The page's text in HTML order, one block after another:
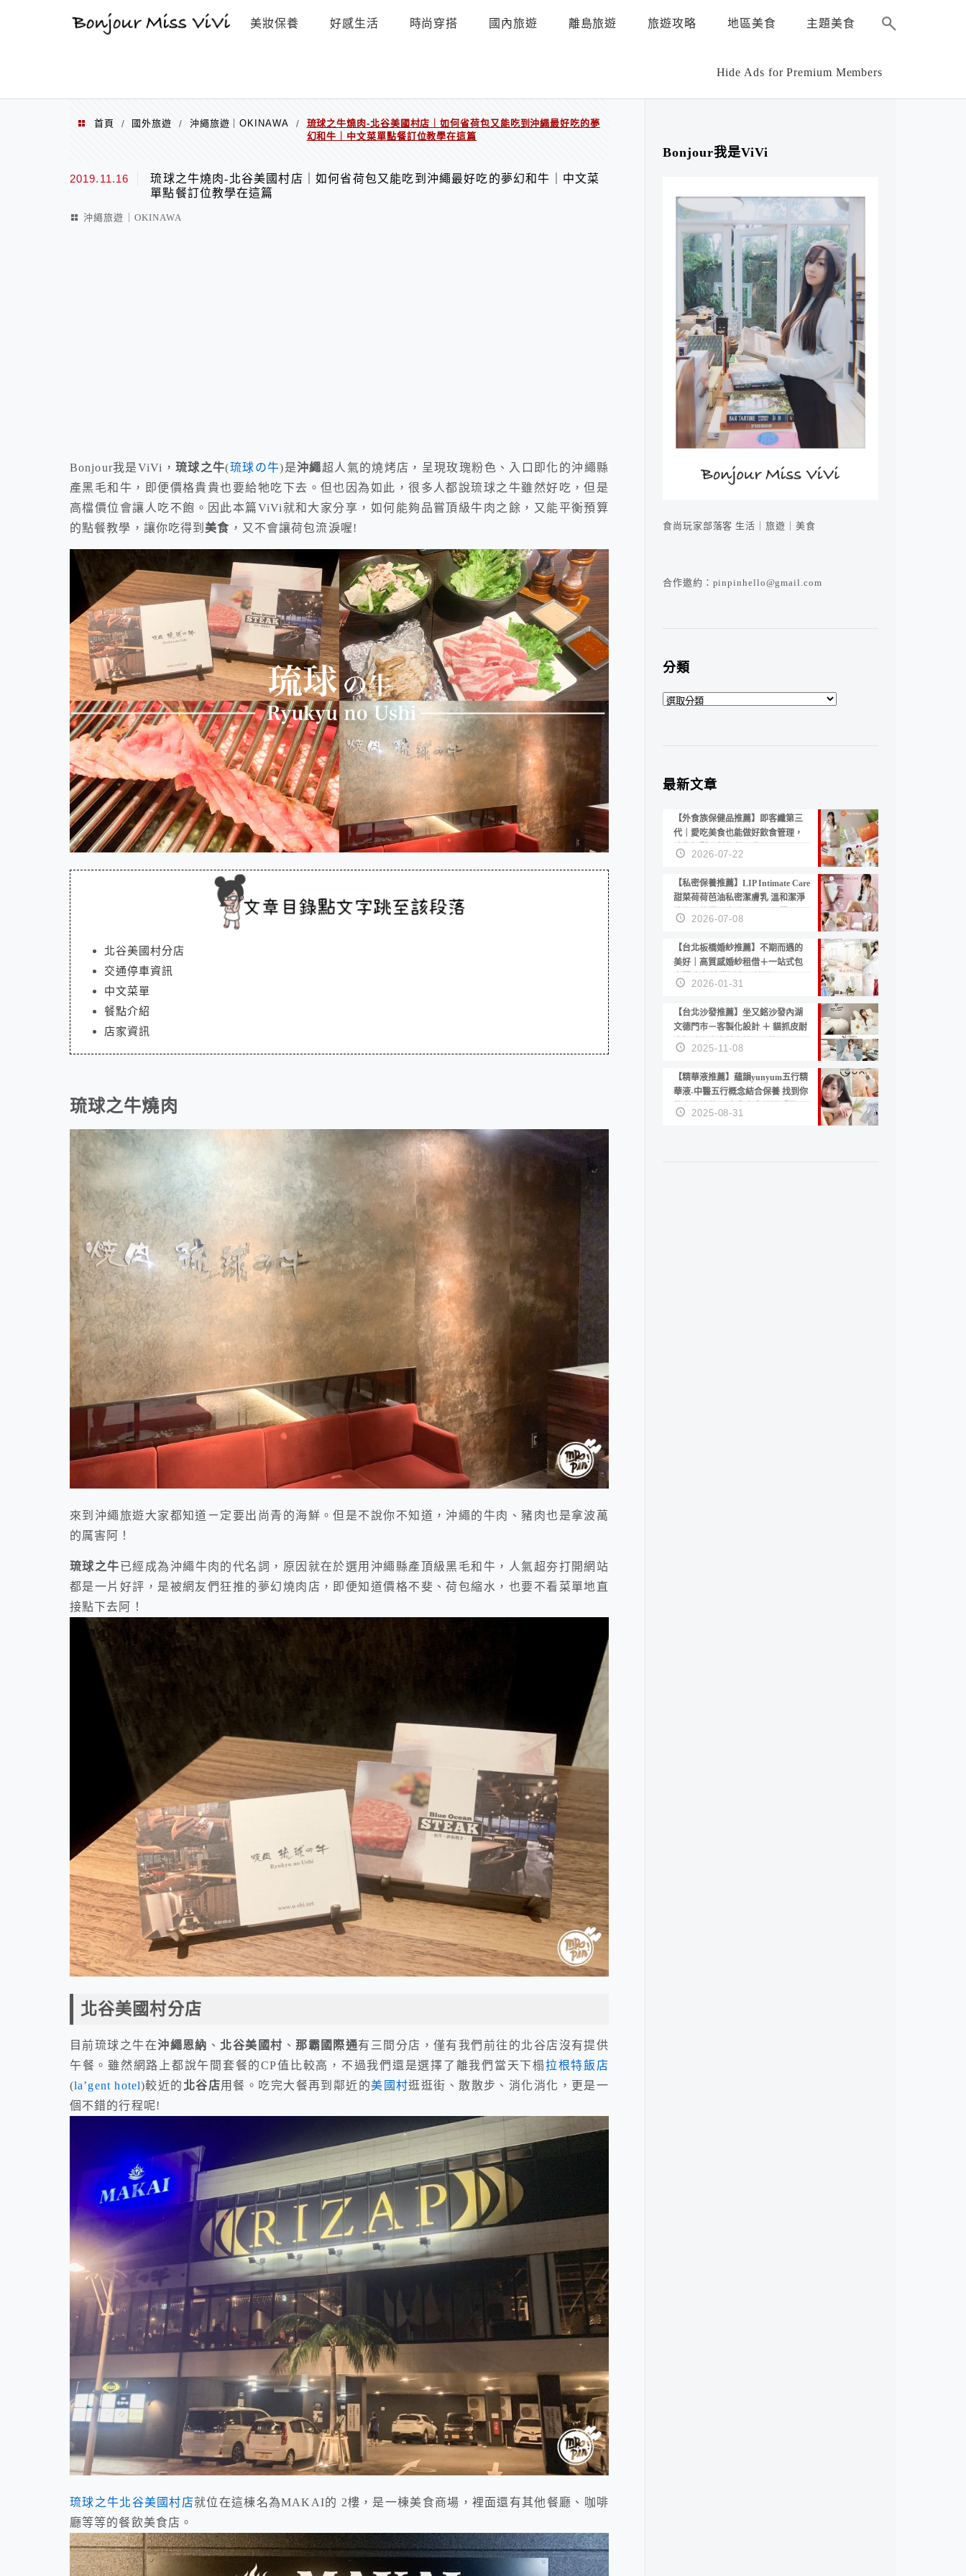
美妝保養 好感生活 時尚穿搭 國內旅遊 離島旅遊 旅遊攻略 地區美食 主題美食
Hide Ads for Premium Members
首頁 / 國外旅遊 / 沖繩旅遊｜OKINAWA /
琉球之牛燒肉-北谷美國村店｜如何省荷包又能吃到沖繩最好吃的夢
幻和牛｜中文菜單點餐訂位教學在這篇
2019.11.16
琉球之牛燒肉-北谷美國村店｜如何省荷包又能吃到沖繩最好吃的夢幻和牛｜中文菜
單點餐訂位教學在這篇
沖繩旅遊｜OKINAWA
Bonjour我是ViVi， 琉球之牛(琉球の牛)是沖繩超人氣的燒烤店，呈現玫瑰粉色、入口即化的沖繩縣
產黑毛和牛，即便價格貴貴也要給牠吃下去。但也因為如此，很多人都說琉球之牛雖然好吃，但是
高檔價位會讓人吃不飽。因此本篇ViVi就和大家分享，如何能夠品嘗頂級牛肉之餘，又能平衡預算
的點餐教學，讓你吃得到 美食 ，又不會讓荷包流淚喔!
北谷美國村分店
交通停車資訊
中文菜單
餐點介紹
店家資訊
琉球之牛燒肉
來到沖繩旅遊大家都知道ㄧ定要出尚青的海鮮。但是不說你不知道，沖繩的牛肉、豬肉也是拿波萬
的厲害阿！
琉球之牛 已經成為沖繩牛肉的代名詞，原因就在於選用沖繩縣產頂級黑毛和牛，人氣超夯打開網站
都是一片好評，是被網友們狂推的夢幻燒肉店，即便知道價格不斐、荷包縮水，也要不看菜單地直
接點下去阿！
北谷美國村分店
目前琉球之牛在沖繩恩納 、 北谷美國村 、 那霸國際通有三間分店，僅有我們前往的北谷店沒有提供
午餐。雖然網路上都說午間套餐的CP值比較高，不過我們還是選擇了離我們當天下榻拉根特飯店
(la’gent hotel)較近的 北谷店用餐。吃完大餐再到鄰近的美國村逛逛街、散散步、消化消化，更是一
個不錯的行程呢!
琉球之牛北谷美國村店就位在這棟名為MAKAI的 2樓，是一棟美食商場，裡面還有其他餐廳、咖啡
廳等等的餐飲美食店。
Bonjour我是ViVi
食尚玩家部落客 生活｜旅遊｜美食
合作邀約：pinpinhello@gmail.com
分類
分
最新文章
【外食族保健品推薦】即客纖第三
代｜愛吃美食也能做好飲食管理，
陪你輕鬆面對聚餐日常！
2026-07-22
【私密保養推薦】LIP Intimate Care
甜菜荷荷芭油私密潔膚乳 溫和潔淨
洗後不乾澀 不起泡反而更舒服！
2026-07-08
【台北板橋婚紗推薦】不期而遇的
美好｜高質感婚紗租借＋一站式包
套服務 新娘備婚省心首選！
2026-01-31
【台北沙發推薦】坐又銘沙發內湖
文德門市－客製化設計 ＋ 貓抓皮耐
磨好清潔｜直營直銷、價格透明
高CP值打造夢想居家風格
2025-11-08
【精華液推薦】蘊韻yunyum五行精
華液-中醫五行概念結合保養 找到你
的專屬精華！ 水㊀土㊀就選「潤・
賦精華」維持肌膚剛剛好的平衡
2025-08-31